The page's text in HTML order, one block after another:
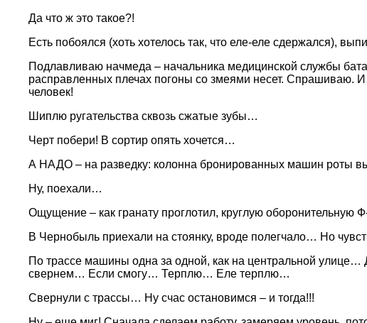
Да что ж это такое?!
Есть побоялся (хоть хотелось так, что еле-еле сдержался),
Подлавливаю начмеда – начальника медицинской службы
расправленных плечах погоны со змеями несет. Спрашиваю.
человек!
Шиплю ругательства сквозь сжатые зубы…
Черт побери! В сортир опять хочется…
А НАДО – на разведку: колонна бронированных машин роты
Ну, поехали…
Ощущение – как гранату проглотил, круглую оборонительную
В Чернобыль приехали на стоянку, вроде полегчало… Но
По трассе машины одна за одной, как на центральной
свернем… Если смогу… Терплю… Еле терплю…
Свернули с трассы… Ну счас остановимся – и тогда!!!